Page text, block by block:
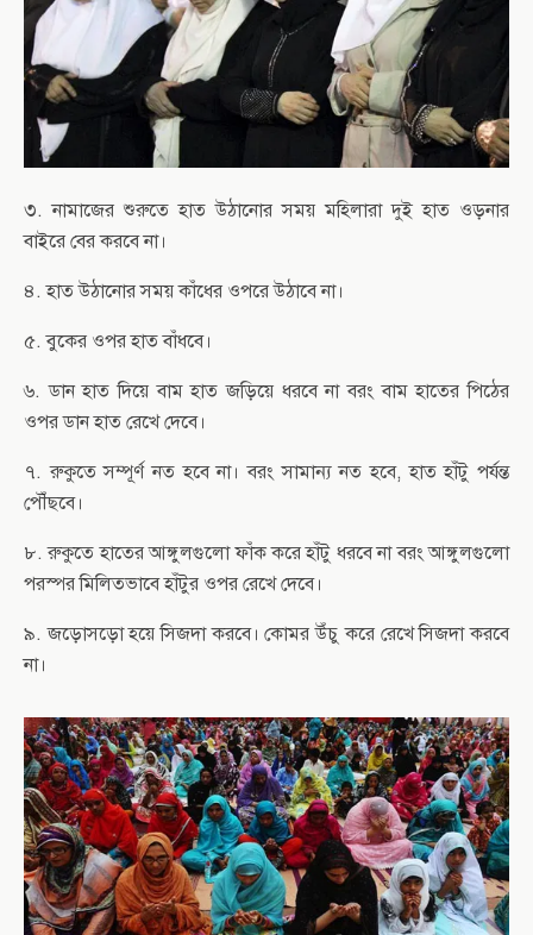
৩. নামাজের শুরুতে হাত উঠানোর সময় মহিলারা দুই হাত ওড়নার
বাইরে বের করবে না।
৪. হাত উঠানোর সময় কাঁধের ওপরে উঠাবে না।
৫. বুকের ওপর হাত বাঁধবে।
৬. ডান হাত দিয়ে বাম হাত জড়িয়ে ধরবে না বরং বাম হাতের পিঠের
ওপর ডান হাত রেখে দেবে।
৭. রুকুতে সম্পূর্ণ নত হবে না। বরং সামান্য নত হবে, হাত হাঁটু পর্যন্ত
পৌঁছবে।
৮. রুকুতে হাতের আঙ্গুলগুলো ফাঁক করে হাঁটু ধরবে না বরং আঙ্গুলগুলো
পরস্পর মিলিতভাবে হাঁটুর ওপর রেখে দেবে।
৯. জড়োসড়ো হয়ে সিজদা করবে। কোমর উঁচু করে রেখে সিজদা করবে
না।